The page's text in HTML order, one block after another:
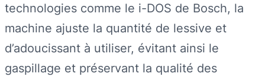
technologies comme le i-DOS de Bosch, la
machine ajuste la quantité de lessive et
d’adoucissant à utiliser, évitant ainsi le
gaspillage et préservant la qualité des